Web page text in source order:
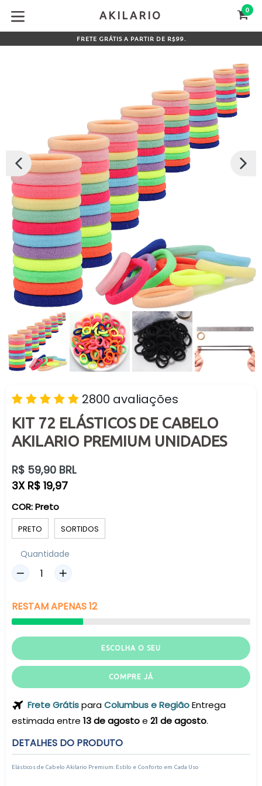
para
o
conteúdo
expandir/colapsar
AKILARIO 0
FRETE GRÁTIS A PARTIR DE R$99.
SLIDE
ANTERIOR
2800 avaliações
KIT 72 ELÁSTICOS DE CABELO
AKILARIO PREMIUM UNIDADES
Preço
normal
R$ 59,90 BRL
3X R$ 19,97
COR:Preto
PRETO SORTIDOS
Quantidade
RESTAMAPENAS12
ESCOLHA O SEU
COMPRE JÁ
Frete GrátisparaColumbus e RegiãoEntrega
estimada entre 13 de agostoe 21 de agosto.
DETALHES DO PRODUTO
Elásticos de Cabelo Akilario Premium: Estilo e Conforto em Cada Uso